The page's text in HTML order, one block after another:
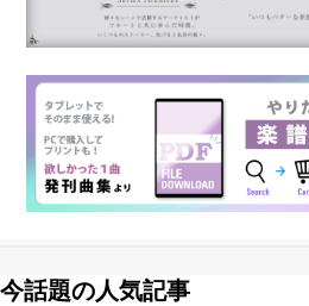
今話題の人気記事